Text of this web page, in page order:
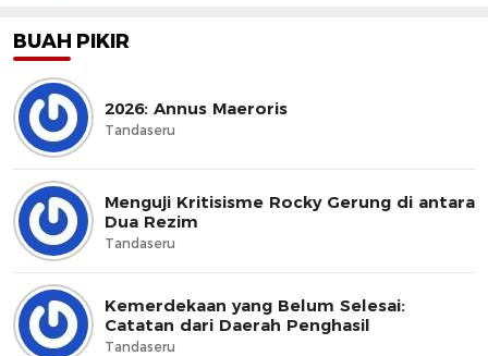
BUAH PIKIR
2026: Annus Maeroris
Tandaseru
Menguji Kritisisme Rocky Gerung di antara
Dua Rezim
Tandaseru
Kemerdekaan yang Belum Selesai:
Catatan dari Daerah Penghasil
Tandaseru